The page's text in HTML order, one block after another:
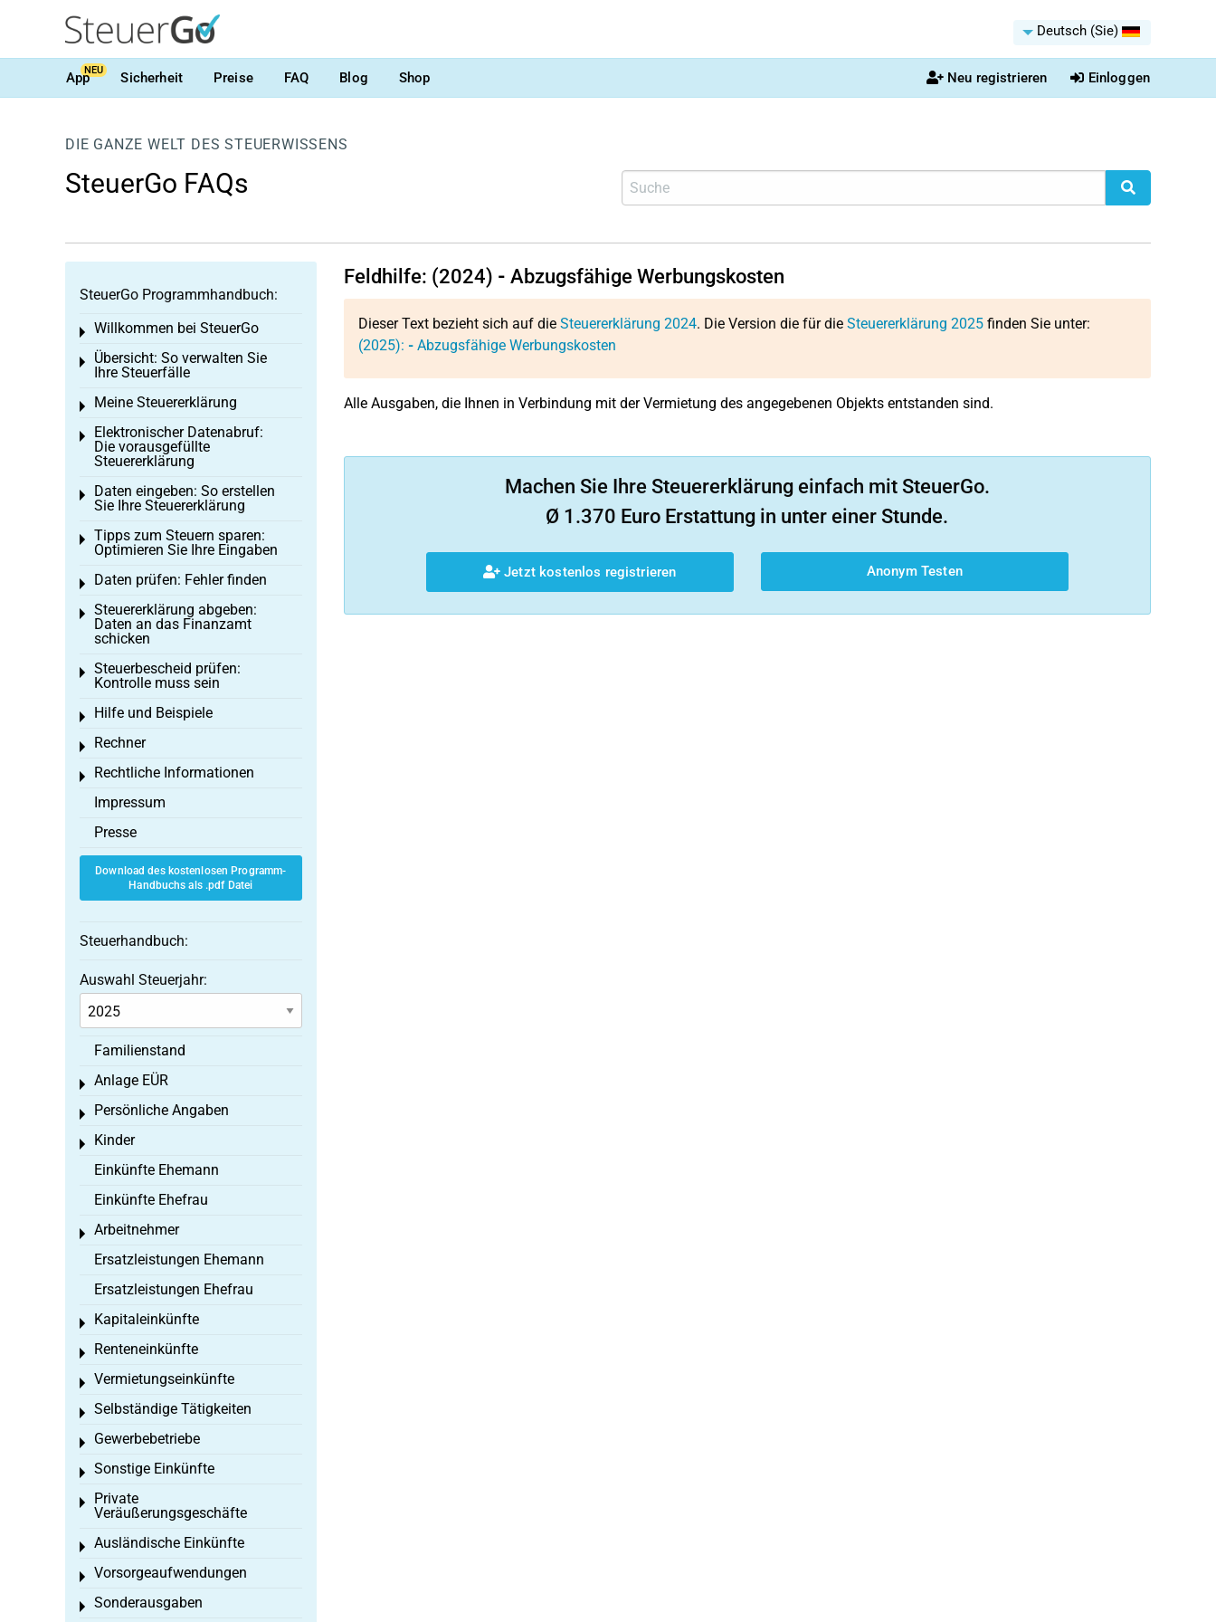
Deutsch (Sie)
AppNEU Sicherheit Preise FAQ Blog Shop Neu registrieren Einloggen
DIE GANZE WELT DES STEUERWISSENS
SteuerGo FAQs
Feldhilfe: (2024) - Abzugsfähige Werbungskosten
Dieser Text bezieht sich auf die Steuererklärung 2024. Die Version die für die Steuererklärung 2025finden Sie unter:
(2025): -Abzugsfähige Werbungskosten
Alle Ausgaben, die Ihnen in Verbindung mit der Vermietung des angegebenen Objekts entstanden sind.
Machen Sie Ihre Steuererklärung einfach mit SteuerGo.
Ø 1.370 Euro Erstattung in unter einer Stunde.
Jetzt kostenlos registrieren Anonym Testen
SteuerGo Programmhandbuch:
Willkommen bei SteuerGo
Toggle menu
Übersicht: So verwalten Sie
Ihre Steuerfälle
Toggle menu
Meine Steuererklärung
Toggle menu
Elektronischer Datenabruf:
Die vorausgefüllte
Steuererklärung
Toggle menu
Daten eingeben: So erstellen
Sie Ihre Steuererklärung
Toggle menu
Tipps zum Steuern sparen:
Optimieren Sie Ihre Eingaben
Toggle menu
Daten prüfen: Fehler finden
Toggle menu
Steuererklärung abgeben:
Daten an das Finanzamt
schicken
Toggle menu
Steuerbescheid prüfen:
Kontrolle muss sein
Toggle menu
Hilfe und Beispiele
Toggle menu
Rechner
Toggle menu
Rechtliche Informationen
Toggle menu
Impressum
Presse
Download des kostenlosen Programm-
Handbuchs als .pdf Datei
Steuerhandbuch:
Auswahl Steuerjahr:
Familienstand
Anlage EÜR
Toggle menu
Persönliche Angaben
Toggle menu
Kinder
Toggle menu
Einkünfte Ehemann
Einkünfte Ehefrau
Arbeitnehmer
Toggle menu
Ersatzleistungen Ehemann
Ersatzleistungen Ehefrau
Kapitaleinkünfte
Toggle menu
Renteneinkünfte
Toggle menu
Vermietungseinkünfte
Toggle menu
Selbständige Tätigkeiten
Toggle menu
Gewerbebetriebe
Toggle menu
Sonstige Einkünfte
Toggle menu
Private
Veräußerungsgeschäfte
Toggle menu
Ausländische Einkünfte
Toggle menu
Vorsorgeaufwendungen
Toggle menu
Sonderausgaben
Toggle menu